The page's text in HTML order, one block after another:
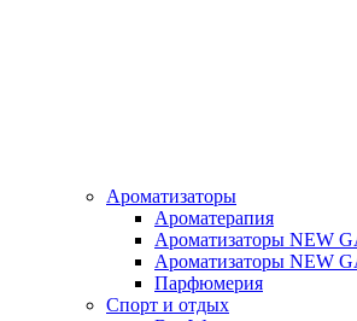
Ароматизаторы
Ароматерапия
Ароматизаторы NEW
Ароматизаторы NEW
Парфюмерия
Спорт и отдых